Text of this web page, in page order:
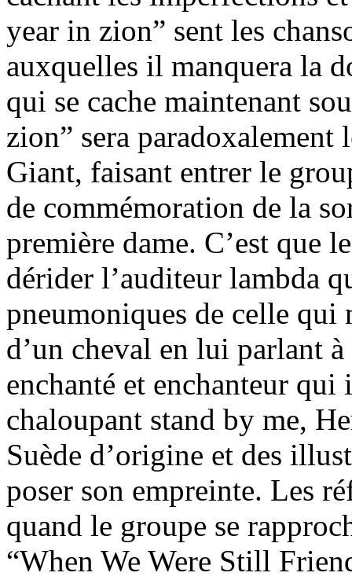
year in zion” sent les
auxquelles il manquera la
qui se cache maintenant
zion” sera
Giant, faisant entrer le
de commémoration de la
première dame. C’est que
dérider l’auditeur lambda
pneumoniques de celle qui
d’un cheval en lui parlant
enchanté et enchanteur qui
chaloupant stand by me,
Suède d’origine et des
poser son empreinte. Les
quand le groupe se
“When We Were Still